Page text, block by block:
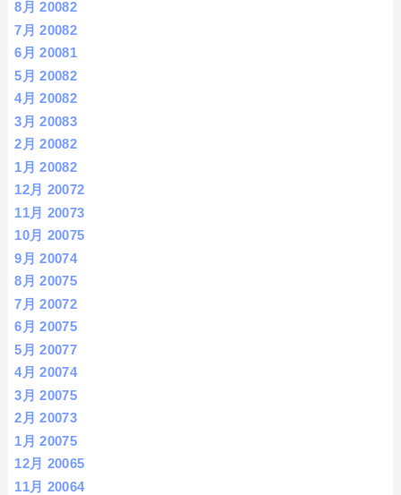
8月 20082
7月 20082
6月 20081
5月 20082
4月 20082
3月 20083
2月 20082
1月 20082
12月 20072
11月 20073
10月 20075
9月 20074
8月 20075
7月 20072
6月 20075
5月 20077
4月 20074
3月 20075
2月 20073
1月 20075
12月 20065
11月 20064